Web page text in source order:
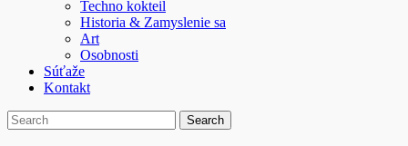
Techno kokteil
Historia & Zamyslenie sa
Art
Osobnosti
Súťaže
Kontakt